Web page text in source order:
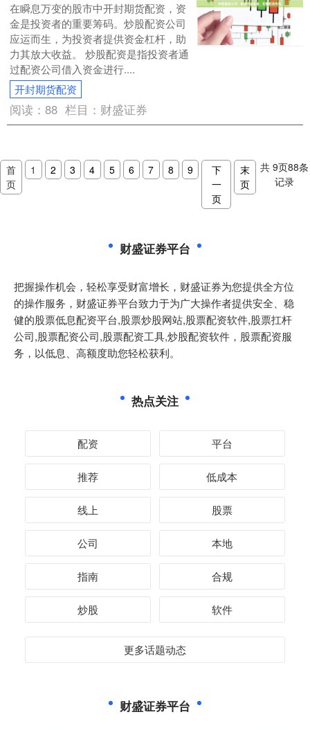
在瞬息万变的股市中开封期货配资，资
金是投资者的重要筹码。炒股配资公司
应运而生，为投资者提供资金杠杆，助
力其放大收益。 炒股配资是指投资者通
过配资公司借入资金进行....
开封期货配资
阅读：88 栏目： 财盛证券
首
页
1 2 3 4 5 6 7 8 9
下
一
页
末
页
共9页88条
记录
财盛证券平台
把握操作机会，轻松享受财富增长，财盛证券为您提供全方位
的操作服务，财盛证券平台致力于为广大操作者提供安全、稳
健的股票低息配资平台,股票炒股网站,股票配资软件,股票扛杆
公司,股票配资公司,股票配资工具,炒股配资软件，股票配资服
务，以低息、高额度助您轻松获利。
热点关注
配资 平台
推荐 低成本
线上 股票
公司 本地
指南 合规
炒股 软件
更多话题动态
财盛证券平台